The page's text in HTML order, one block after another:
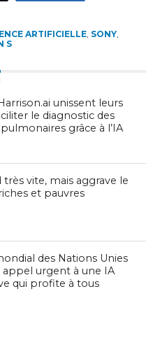
ARTIFICIELLE, SONY,
S
unissent leurs
le diagnostic des
grâce à l’IA
très vite, mais aggrave le
et pauvres
des Nations Unies
appel urgent à une IA
qui profite à tous